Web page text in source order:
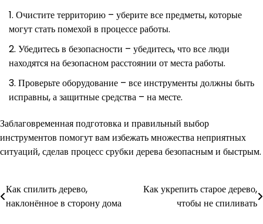
Очистите территорию – уберите все предметы, которые
могут стать помехой в процессе работы.
Убедитесь в безопасности – убедитесь, что все люди
находятся на безопасном расстоянии от места работы.
Проверьте оборудование – все инструменты должны быть
исправны, а защитные средства – на месте.
Заблаговременная подготовка и правильный выбор
инструментов помогут вам избежать множества неприятных
ситуаций, сделав процесс срубки дерева безопасным и быстрым.
Навигация
Как спилить дерево,
наклонённое в сторону дома
Как укрепить старое дерево,
чтобы не спиливать